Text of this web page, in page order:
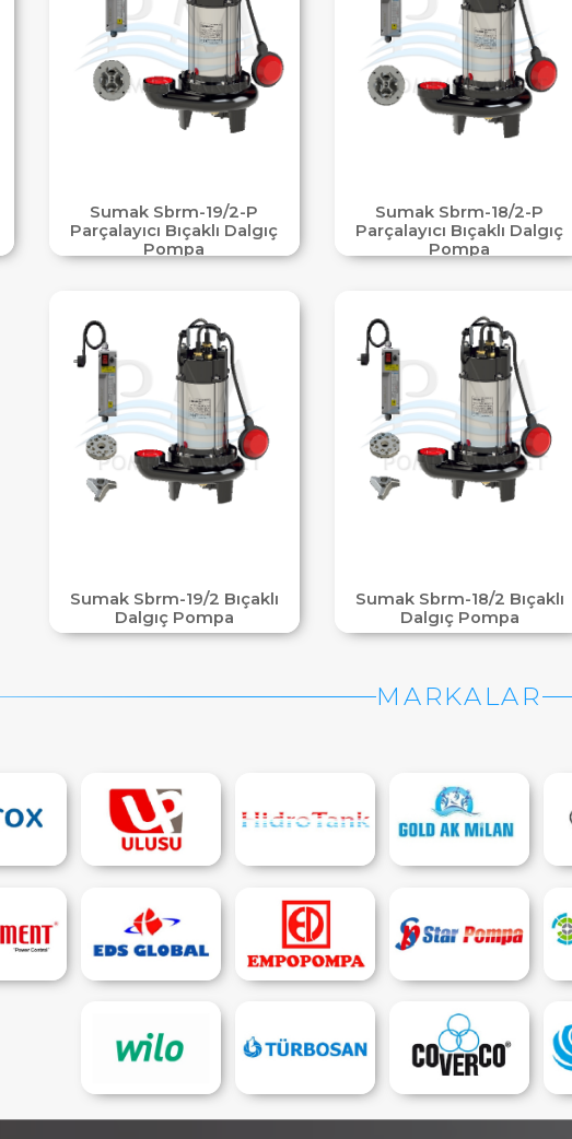
Sumak Sbrm-19/2-P
Parçalayıcı Bıçaklı Dalgıç
Pompa
Sumak Sbrm-18/2-P
Parçalayıcı Bıçaklı Dalgıç
Pompa
Sumak Sbrm-19/2 Bıçaklı
Dalgıç Pompa
Sumak Sbrm-18/2 Bıçaklı
Dalgıç Pompa
MARKALAR